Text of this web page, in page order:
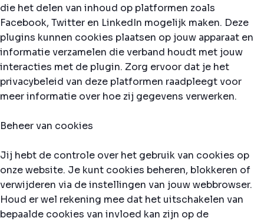
die het delen van inhoud op platformen zoals
Facebook, Twitter en LinkedIn mogelijk maken. Deze
plugins kunnen cookies plaatsen op jouw apparaat en
informatie verzamelen die verband houdt met jouw
interacties met de plugin. Zorg ervoor dat je het
privacybeleid van deze platformen raadpleegt voor
meer informatie over hoe zij gegevens verwerken.
Beheer van cookies
Jij hebt de controle over het gebruik van cookies op
onze website. Je kunt cookies beheren, blokkeren of
verwijderen via de instellingen van jouw webbrowser.
Houd er wel rekening mee dat het uitschakelen van
bepaalde cookies van invloed kan zijn op de